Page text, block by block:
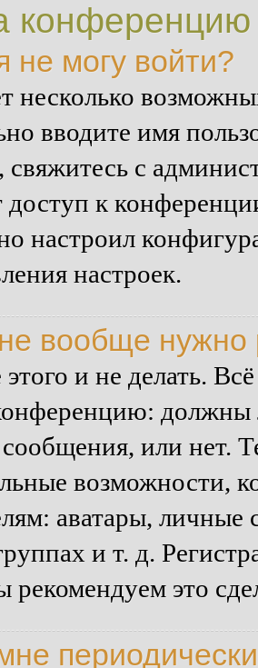
конференцию
не могу войти?
несколько
вводите имя
свяжитесь с
доступ к
настроил
настроек.
вообще нужно
и не делать.
должны
или нет.
возможности,
аватары,
и т. д.
рекомендуем это